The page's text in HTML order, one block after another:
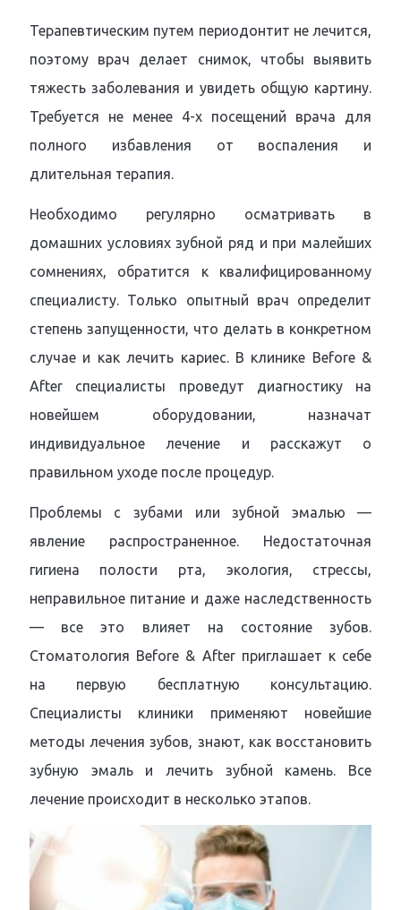
Терапевтическим путем периодонтит не лечится,
поэтому врач делает снимок, чтобы выявить
тяжесть заболевания и увидеть общую картину.
Требуется не менее 4-х посещений врача для
полного избавления от воспаления и
длительная терапия.
Необходимо регулярно осматривать в
домашних условиях зубной ряд и при малейших
сомнениях, обратится к квалифицированному
специалисту. Только опытный врач определит
степень запущенности, что делать в конкретном
случае и как лечить кариес. В клинике Before &
After специалисты проведут диагностику на
новейшем оборудовании, назначат
индивидуальное лечение и расскажут о
правильном уходе после процедур.
Проблемы с зубами или зубной эмалью —
явление распространенное. Недостаточная
гигиена полости рта, экология, стрессы,
неправильное питание и даже наследственность
— все это влияет на состояние зубов.
Стоматология Before & After приглашает к себе
на первую бесплатную консультацию.
Специалисты клиники применяют новейшие
методы лечения зубов, знают, как восстановить
зубную эмаль и лечить зубной камень. Все
лечение происходит в несколько этапов.